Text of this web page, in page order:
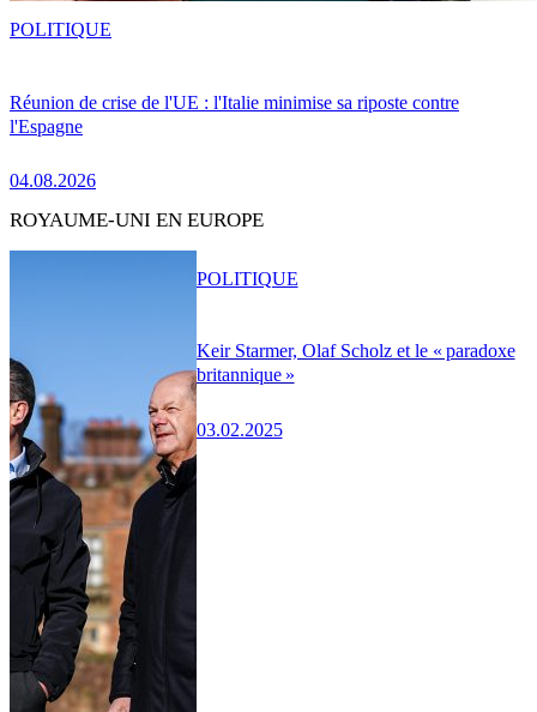
Réunion de crise de l'UE : l'Italie minimise sa riposte contre
l'Espagne
04.08.2026
POLITIQUE
ROYAUME-UNI EN EUROPE
Keir Starmer, Olaf Scholz et le « paradoxe
britannique »
03.02.2025
POLITIQUE